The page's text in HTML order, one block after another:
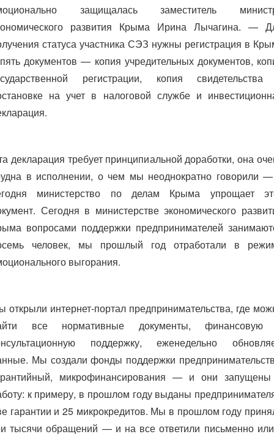
защищалась заместитель
развития Крыма Ирина Лычагина. —
статуса участника СЭЗ нужны регистрация в
документов — копия учредительных документов,
регистрации, копия
на учет в налоговой службе и
декларация требует принципиальной доработки, она
в исполнении, о чем мы неоднократно говорили
министерство по делам Крыма упрощает
Сегодня в министерстве экономического
вопросами поддержки предпринимателей
человек, мы прошлый год отработали в
выгорания.
открыли интернет-портал предпринимательства, где
все нормативные документы,
поддержку, еженедельно
Мы создали фонды поддержки
микрофинансирования — и они
к примеру, в прошлом году выданы
гарантии и 25 микрокредитов. Мы в прошлом году
тысячи обращений — и на все ответили письменно